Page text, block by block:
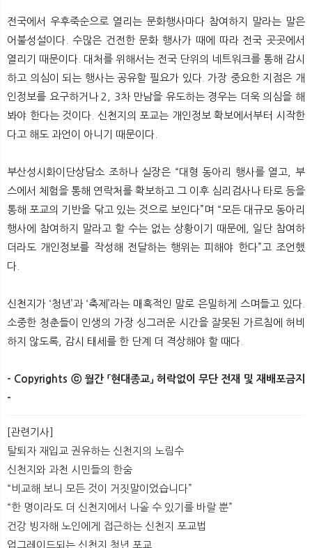
전국에서 우후죽순으로 열리는 문화행사마다 참여하지 말라는 말은
어불성설이다. 수많은 건전한 문화 행사가 때에 따라 전국 곳곳에서
열리기 때문이다. 대처를 위해서는 전국 단위의 네트워크를 통해 감시
하고 의심이 되는 행사는 공유할 필요가 있다. 가장 중요한 지점은 개
인정보를 요구하거나 2, 3차 만남을 유도하는 경우는 더욱 의심을 해
봐야 한다는 것이다. 신천지의 포교는 개인정보 확보에서부터 시작한
다고 해도 과언이 아니기 때문이다.
부산성시화이단상담소 조하나 실장은 “대형 동아리 행사를 열고, 부
스에서 체험을 통해 연락처를 확보하고 그 이후 심리검사나 타로 등을
통해 포교의 기반을 닦고 있는 것으로 보인다”며 “모든 대규모 동아리
행사에 참여하지 말라고 할 수는 없는 상황이기 때문에, 일단 참여하
더라도 개인정보를 작성해 전달하는 행위는 피해야 한다”고 조언했
다.
신천지가 ‘청년’과 ‘축제’라는 매혹적인 말로 은밀하게 스며들고 있다.
소중한 청춘들이 인생의 가장 싱그러운 시간을 잘못된 가르침에 허비
하지 않도록, 감시 태세를 한 단계 더 격상해야 할 때다.
- Copyrights ⓒ 월간 「현대종교」 허락없이 무단 전재 및 재배포금지
-
[관련기사]
탈퇴자 재입교 권유하는 신천지의 노림수
신천지와 과천 시민들의 한숨
“비교해 보니 모든 것이 거짓말이었습니다”
“한 명이라도 더 신천지에서 나올 수 있기를 바랄 뿐”
건강 빙자해 노인에게 접근하는 신천지 포교법
업그레이드되는 신천지 청년 포교